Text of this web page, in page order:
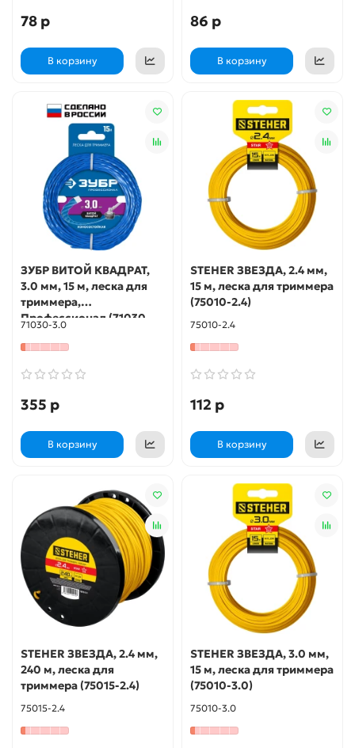
78 р
В корзину
86 р
В корзину
ЗУБР ВИТОЙ КВАДРАТ,
3.0 мм, 15 м, леска для
триммера,
Профессионал (71030-
3.0)
71030-3.0
355 р
В корзину
STEHER ЗВЕЗДА, 2.4 мм,
15 м, леска для триммера
(75010-2.4)
75010-2.4
112 р
В корзину
STEHER ЗВЕЗДА, 2.4 мм,
240 м, леска для
триммера (75015-2.4)
75015-2.4
STEHER ЗВЕЗДА, 3.0 мм,
15 м, леска для триммера
(75010-3.0)
75010-3.0